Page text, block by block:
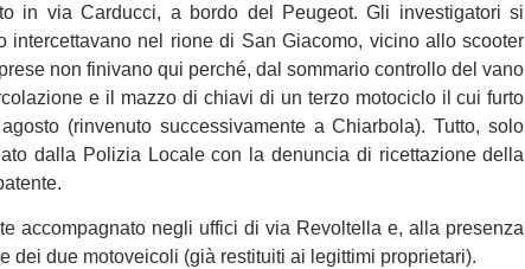
in via Carducci, a bordo del Peugeot. Gli investigatori si
intercettavano nel rione di San Giacomo, vicino allo scooter
non finivano qui perché, dal sommario controllo del vano
e il mazzo di chiavi di un terzo motociclo il cui furto
(rinvenuto successivamente a Chiarbola). Tutto, solo
dalla Polizia Locale con la denuncia di ricettazione della
accompagnato negli uffici di via Revoltella e, alla presenza
dei due motoveicoli (già restituiti ai legittimi proprietari).